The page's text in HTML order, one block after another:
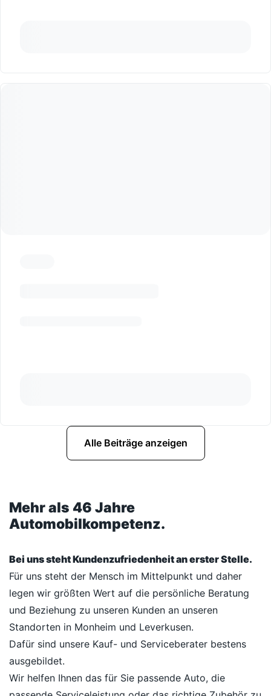
Alle Beiträge anzeigen
Mehr als 46 Jahre
Automobilkompetenz.
Bei uns steht Kundenzufriedenheit an erster Stelle.
Für uns steht der Mensch im Mittelpunkt und daher
legen wir größten Wert auf die persönliche Beratung
und Beziehung zu unseren Kunden an unseren
Standorten in Monheim und Leverkusen.
Dafür sind unsere Kauf- und Serviceberater bestens
ausgebildet.
Wir helfen Ihnen das für Sie passende Auto, die